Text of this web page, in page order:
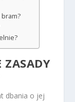
ZASADY
dbania o jej